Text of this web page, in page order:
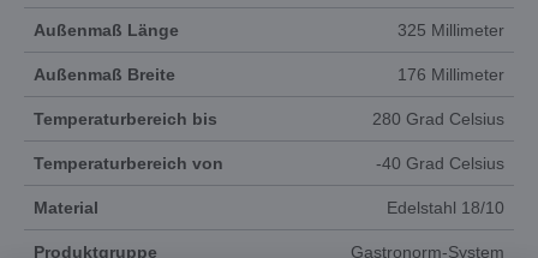
Außenmaß Länge 325 Millimeter
Außenmaß Breite 176 Millimeter
Temperaturbereich bis 280 Grad Celsius
Temperaturbereich von -40 Grad Celsius
Material Edelstahl 18/10
Produktgruppe Gastronorm-System